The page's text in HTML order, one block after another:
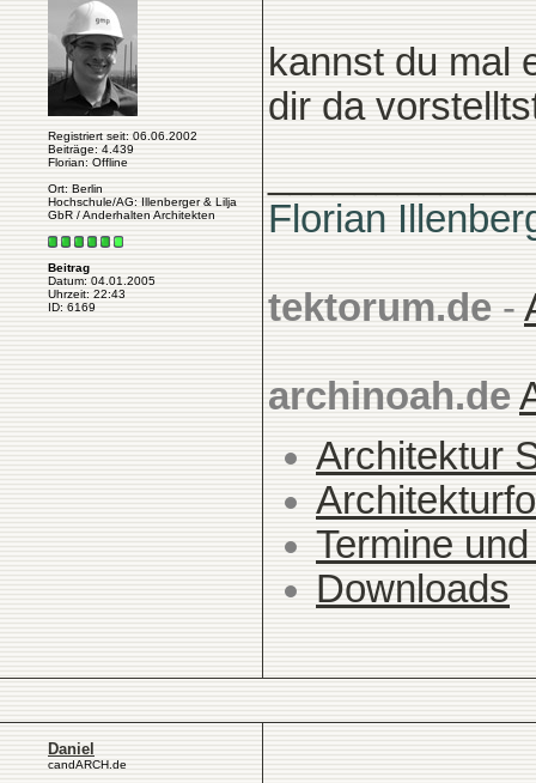
Registriert seit: 06.06.2002
Beiträge: 4.439
Florian: Offline
Ort: Berlin
Hochschule/AG: Illenberger & Lilja
GbR / Anderhalten Architekten
Beitrag
Datum: 04.01.2005
Uhrzeit: 22:43
ID: 6169
kannst du mal
dir da
Florian
tektorum.de -
archinoah.de
Architektur
Termine
Downloads
Daniel
candARCH.de